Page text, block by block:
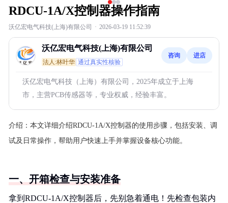
RDCU-1A/X控制器操作指南
沃亿宏电气科技(上海)有限公司 · 2026-03-19 11:52:39
沃亿宏电气科技(上海)有限公司
法人:林叶华 通过真实性核验
咨询 进店
沃亿宏电气科技（上海）有限公司，2025年成立于上海
市，主营PCB传感器等，专业权威，经验丰富。
介绍： 本文详细介绍RDCU-1A/X控制器的使用步骤，包括安装、调
试及日常操作，帮助用户快速上手并掌握设备核心功能。
一、开箱检查与安装准备
拿到RDCU-1A/X控制器后，先别急着通电！先检查包装内